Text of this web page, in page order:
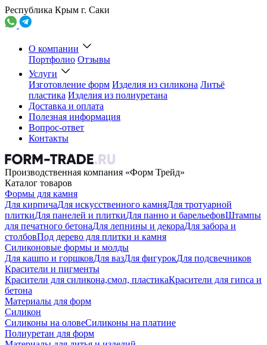
Республика Крым г. Саки
О компании
Портфолио Отзывы
Услуги
Изготовление форм Изделия из силикона Литьё
пластика Изделия из полиуретана
Доставка и оплата
Полезная информация
Вопрос-ответ
Контакты
Производственная компания «Форм Трейд»
Каталог товаров
Формы для камня
Для кирпичаДля искусственного камняДля тротуарной
плиткиДля панелей и плиткиДля панно и барельефовШтампы
для печатного бетонаДля лепнины и декораДля забора и
столбовПод дерево для плитки и камня
Силиконовые формы и молды
Для кашпо и горшковДля вазДля фигурокДля подсвечников
Красители и пигменты
Красители для силикона,смол, пластикаКрасители для гипса и
бетона
Материалы для форм
Силикон
Силиконы на оловеСиликоны на платине
Полиуретан для форм